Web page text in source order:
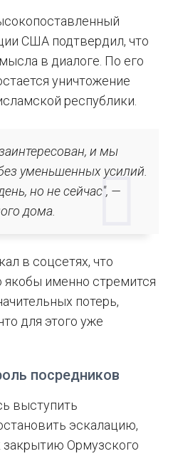
США подтвердил, что
в диалоге. По его
уничтожение
республики.
и мы
уменьшенных усилий.
но не сейчас", —
дома.
в соцсетях, что
якобы именно стремится
потерь,
для этого уже
посредников
выступить
эскалацию,
закрытию Ормузского